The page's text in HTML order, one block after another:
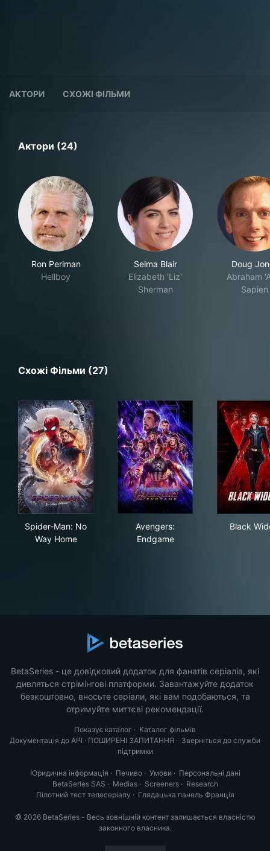
АКТОРИ СХОЖІ ФІЛЬМИ
Актори (24)
Ron Perlman
Hellboy
Selma Blair
Elizabeth 'Liz'
Sherman
Doug
Abraham
Sapien
Схожі Фільми (27)
Spider-Man: No
Way Home
Avengers:
Endgame
Black
BetaSeries - це довідковий додаток для фанатів серіалів, які
дивляться стрімінгові платформи. Завантажуйте додаток
безкоштовно, вносьте серіали, які вам подобаються, та
отримуйте миттєві рекомендації.
Показує каталог · Каталог фільмів
Документація до API · ПОШИРЕНІ ЗАПИТАННЯ · Зверніться до служби
підтримки
Юридична інформація · Печиво· Умови· Персональні дані
BetaSeries SAS · Medias· Screeners· Research
Пілотний тест телесеріалу · Глядацька панель Франція
© 2026 BetaSeries - Весь зовнішній контент залишається власністю
законного власника.